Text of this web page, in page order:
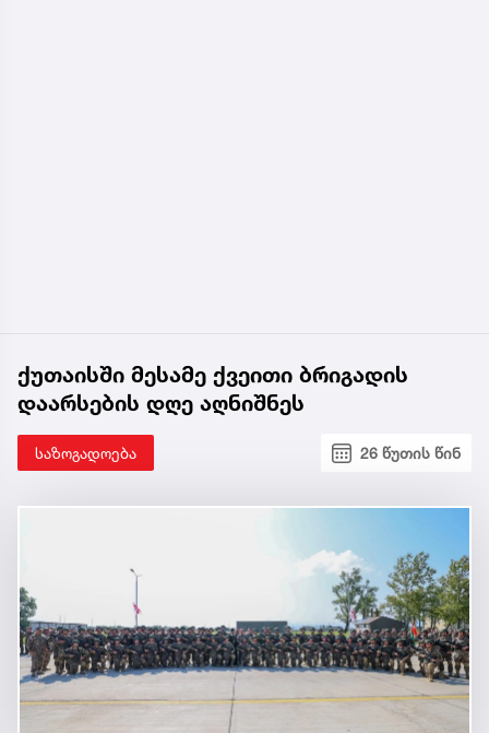
ქუთაისში მესამე ქვეითი ბრიგადის
დაარსების დღე აღნიშნეს
საზოგადოება 26 წუთის წინ